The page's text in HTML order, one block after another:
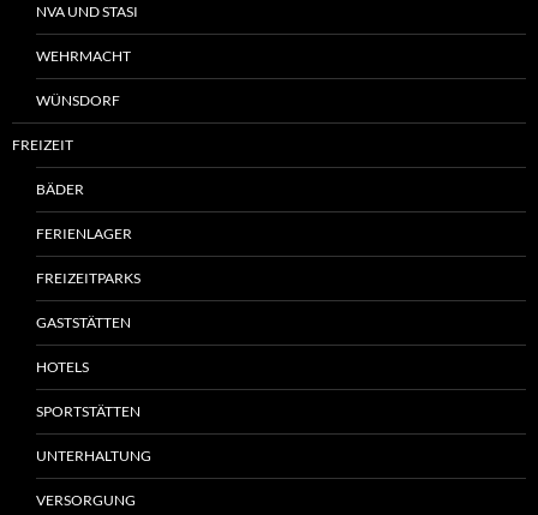
NVA UND STASI
WEHRMACHT
WÜNSDORF
FREIZEIT
BÄDER
FERIENLAGER
FREIZEITPARKS
GASTSTÄTTEN
HOTELS
SPORTSTÄTTEN
UNTERHALTUNG
VERSORGUNG